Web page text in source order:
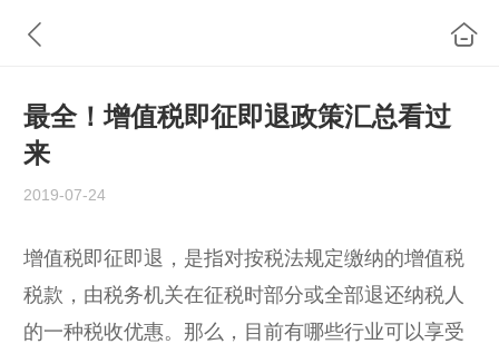
最全！增值税即征即退政策汇总看过
来
2019-07-24
增值税即征即退，是指对按税法规定缴纳的增值税
税款，由税务机关在征税时部分或全部退还纳税人
的一种税收优惠。那么，目前有哪些行业可以享受